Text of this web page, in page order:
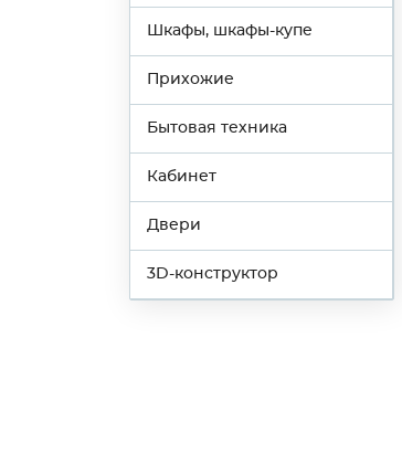
Шкафы, шкафы-купе
Прихожие
Бытовая техника
Кабинет
Двери
3D-конструктор